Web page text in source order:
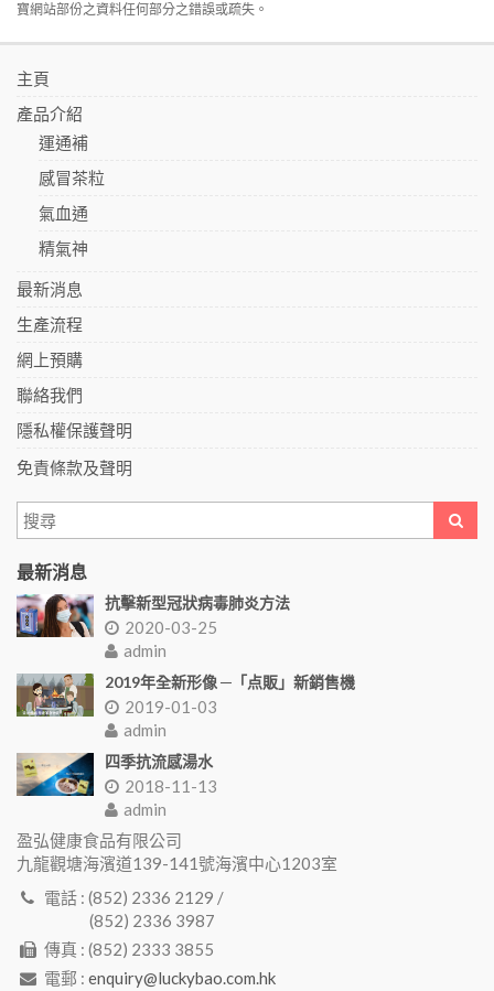
寶網站部份之資料任何部分之錯誤或疏失。
主頁
產品介紹
運通補
感冒茶粒
氣血通
精氣神
最新消息
生產流程
網上預購
聯絡我們
隱私權保護聲明
免責條款及聲明
最新消息
抗擊新型冠狀病毒肺炎方法
2020-03-25
admin
2019年全新形像 ─「点販」新銷售機
2019-01-03
admin
四季抗流感湯水
2018-11-13
admin
盈弘健康食品有限公司
九龍觀塘海濱道139-141號海濱中心1203室
電話 : (852) 2336 2129 /
(852) 2336 3987
傳真 : (852) 2333 3855
電郵 : enquiry@luckybao.com.hk